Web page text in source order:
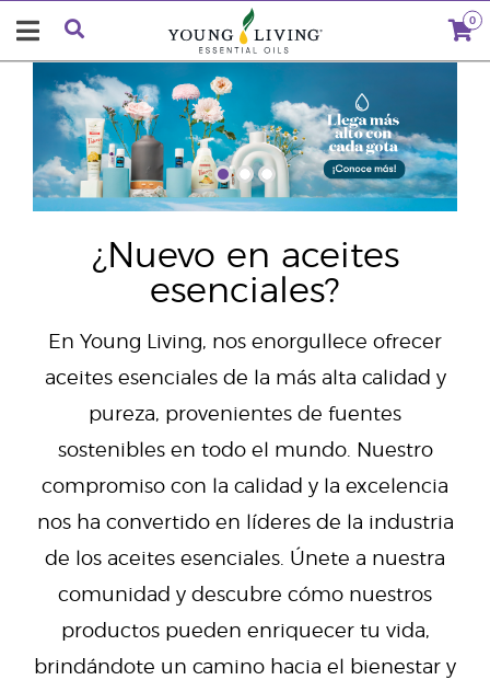
0
¿Nuevo en aceites
esenciales?
En Young Living, nos enorgullece ofrecer
aceites esenciales de la más alta calidad y
pureza, provenientes de fuentes
sostenibles en todo el mundo. Nuestro
compromiso con la calidad y la excelencia
nos ha convertido en líderes de la industria
de los aceites esenciales. Únete a nuestra
comunidad y descubre cómo nuestros
productos pueden enriquecer tu vida,
brindándote un camino hacia el bienestar y